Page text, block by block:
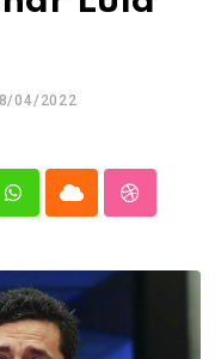
04/2022
WhatsappCloud